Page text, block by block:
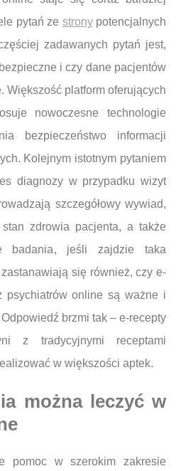
pytań ze stronypotencjalnych
zadawanych pytań jest,
i czy dane pacjentów
Większość platform oferujących
nowoczesne technologie
bezpieczeństwo informacji
Kolejnym istotnym pytaniem
diagnozy w przypadku wizyt
szczegółowy wywiad,
zdrowia pacjenta, a także
badania, jeśli zajdzie taka
się również, czy e-
psychiatrów online są ważne i
brzmi tak – e-recepty
z tradycyjnymi receptami
w większości aptek.
można leczyć w
pomoc w szerokim zakresie